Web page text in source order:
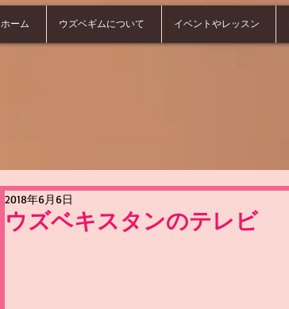
ホーム ウズベギムについて イベントやレッスン
ウズベキスタンのテレビ
2018年6月6日